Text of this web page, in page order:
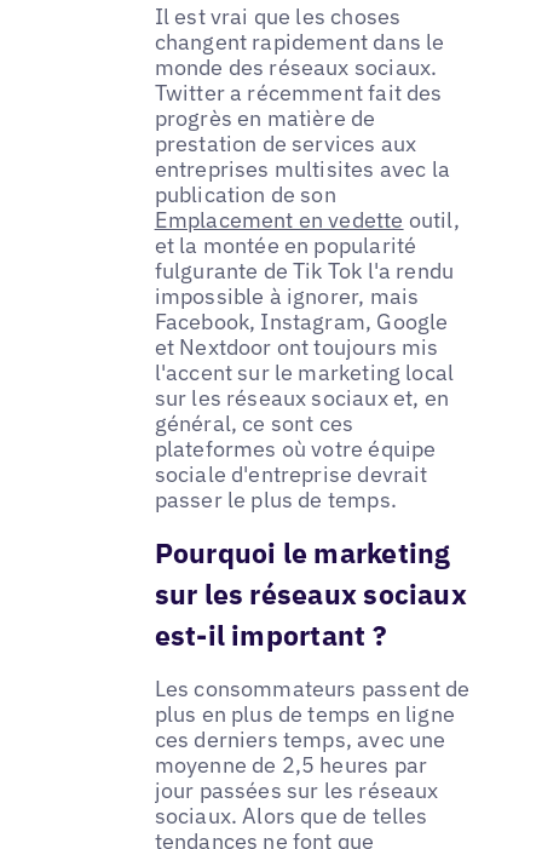
Il est vrai que les choses
changent rapidement dans le
monde des réseaux sociaux.
Twitter a récemment fait des
progrès en matière de
prestation de services aux
entreprises multisites avec la
publication de son
Emplacement en vedette outil,
et la montée en popularité
fulgurante de Tik Tok l'a rendu
impossible à ignorer, mais
Facebook, Instagram, Google
et Nextdoor ont toujours mis
l'accent sur le marketing local
sur les réseaux sociaux et, en
général, ce sont ces
plateformes où votre équipe
sociale d'entreprise devrait
passer le plus de temps.
Pourquoi le marketing
sur les réseaux sociaux
est-il important ?
Les consommateurs passent de
plus en plus de temps en ligne
ces derniers temps, avec une
moyenne de 2,5 heures par
jour passées sur les réseaux
sociaux. Alors que de telles
tendances ne font que